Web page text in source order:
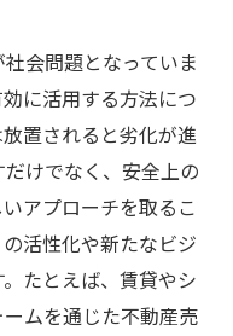
会問題となっていま
に活用する方法につ
置されると劣化が進
けでなく、安全上の
アプローチを取るこ
活性化や新たなビジ
たとえば、賃貸やシ
ムを通じた不動産売